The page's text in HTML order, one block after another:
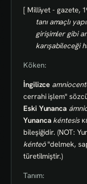
[ Milliyet - gazete,
tanı amaçlı
girişimler gibi
karışabileceği
Köken:
İngilizce
cerrahi işlem"
Eski Yunanca
Yunanca kéntesis
bileşiğidir. (NOT:
kénteō"delmek,
türetilmiştir.)
Tanım: